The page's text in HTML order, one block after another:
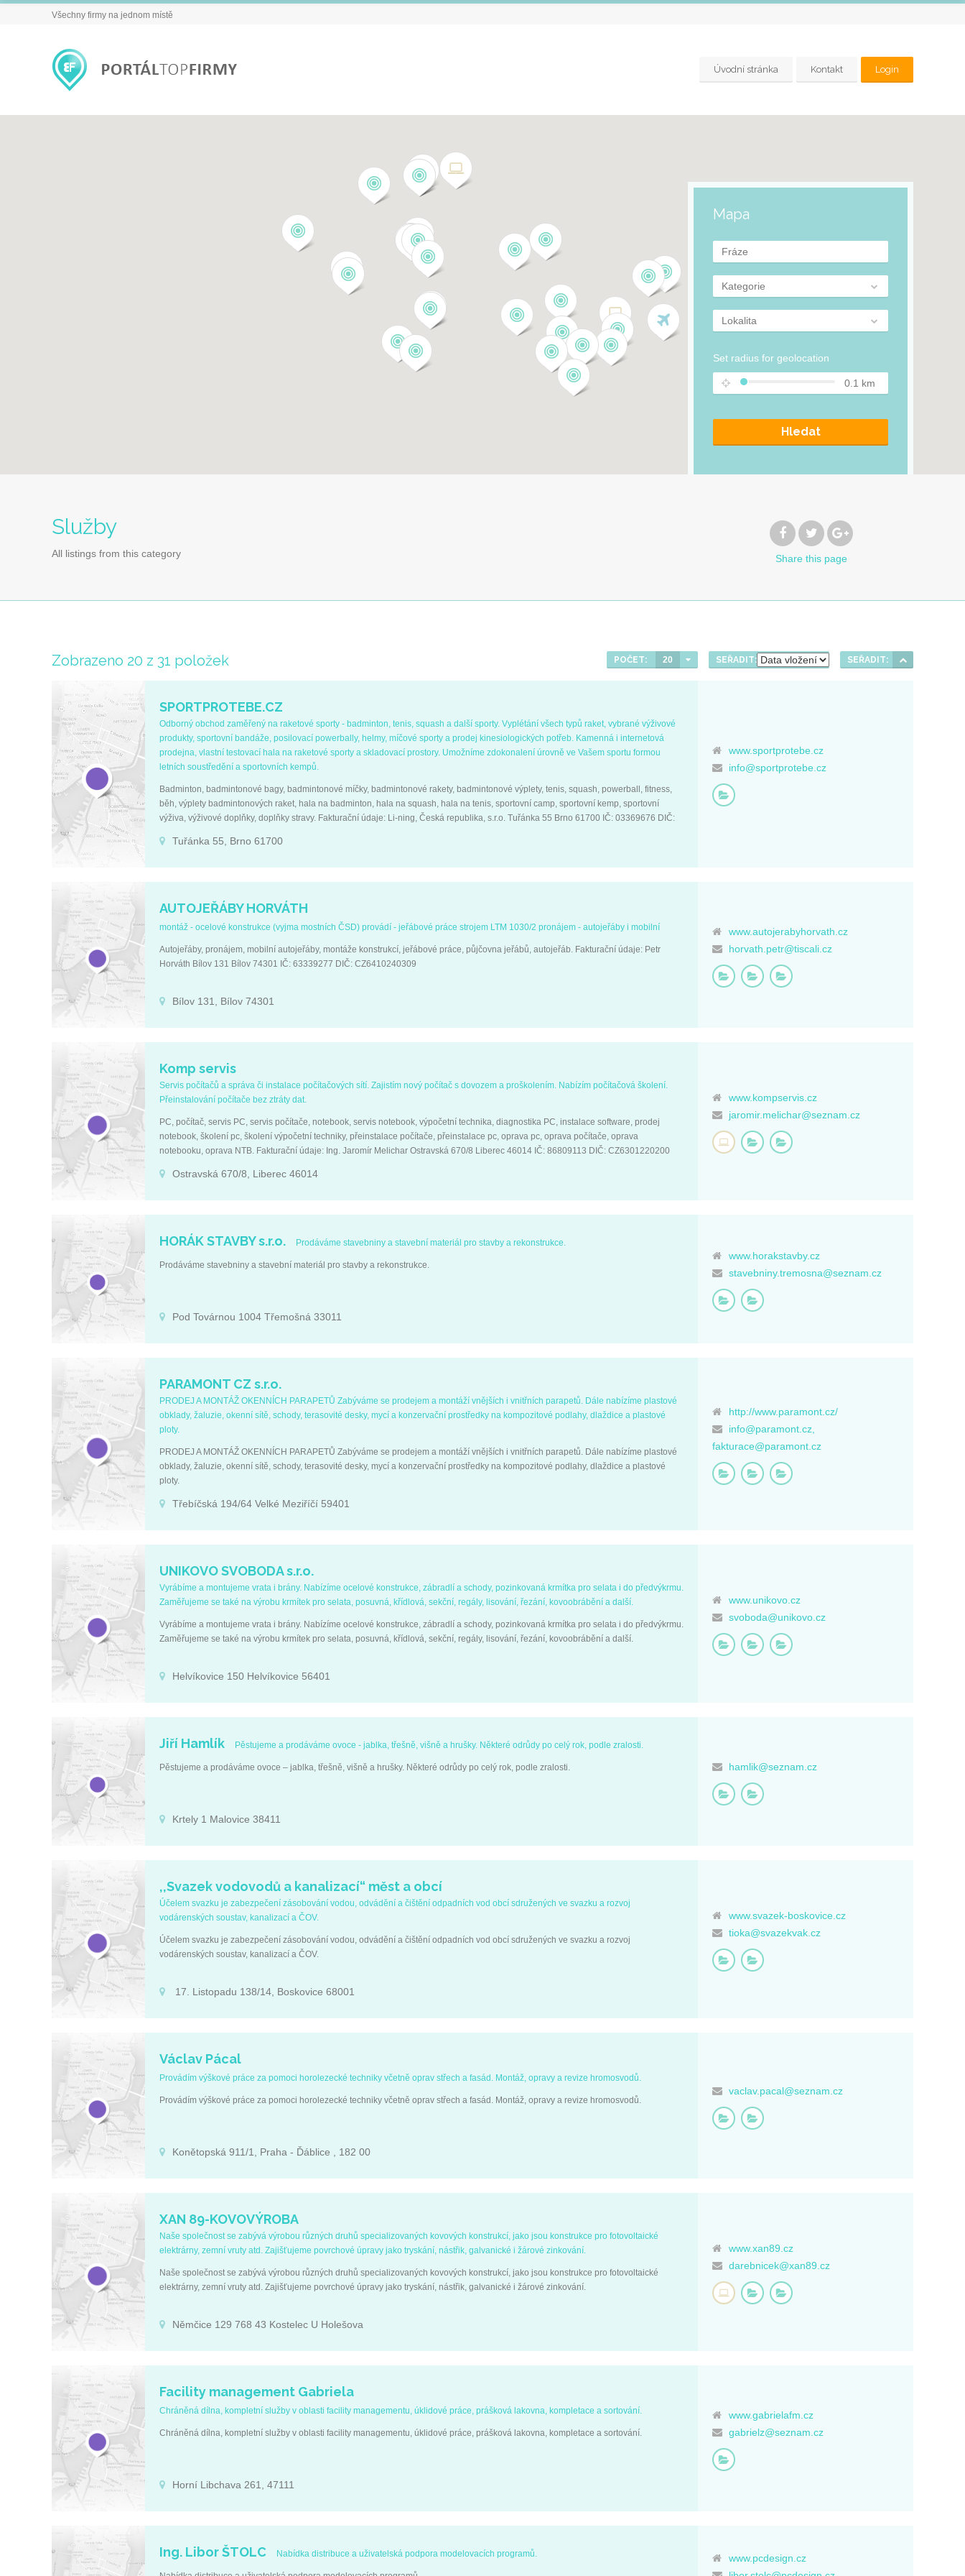
Všechny firmy na jednom místě
Úvodní stránka Kontakt Login
Mapa
Kategorie
Lokalita
Set radius for geolocation
0.1 km
Hledat
Služby
All listings from this category Share this page
Zobrazeno 20 z 31 položek POČET: 20 SEŘADIT: SEŘADIT:
SPORTPROTEBE.CZ
Odborný obchod zaměřený na raketové sporty - badminton, tenis, squash a další sporty. Vyplétání všech typů raket, vybrané výživové
produkty, sportovní bandáže, posilovací powerbally, helmy, míčové sporty a prodej kinesiologických potřeb. Kamenná i internetová
prodejna, vlastní testovací hala na raketové sporty a skladovací prostory. Umožníme zdokonalení úrovně ve Vašem sportu formou
letních soustředění a sportovních kempů.
Badminton, badmintonové bagy, badmintonové míčky, badmintonové rakety, badmintonové výplety, tenis, squash, powerball, fitness,
běh, výplety badmintonových raket, hala na badminton, hala na squash, hala na tenis, sportovní camp, sportovní kemp, sportovní
výživa, výživové doplňky, doplňky stravy. Fakturační údaje: Li-ning, Česká republika, s.r.o. Tuřánka 55 Brno 61700 IČ: 03369676 DIČ:
Tuřánka 55, Brno 61700
www.sportprotebe.cz
info@sportprotebe.cz
AUTOJEŘÁBY HORVÁTH
montáž - ocelové konstrukce (vyjma mostních ČSD) provádí - jeřábové práce strojem LTM 1030/2 pronájem - autojeřáby i mobilní
Autojeřáby, pronájem, mobilní autojeřáby, montáže konstrukcí, jeřábové práce, půjčovna jeřábů, autojeřáb. Fakturační údaje: Petr
Horváth Bílov 131 Bílov 74301 IČ: 63339277 DIČ: CZ6410240309
Bílov 131, Bílov 74301
www.autojerabyhorvath.cz
horvath.petr@tiscali.cz
Komp servis
Servis počítačů a správa či instalace počítačových sítí. Zajistím nový počítač s dovozem a proškolením. Nabízím počítačová školení.
Přeinstalování počítače bez ztráty dat.
PC, počítač, servis PC, servis počítače, notebook, servis notebook, výpočetní technika, diagnostika PC, instalace software, prodej
notebook, školení pc, školení výpočetní techniky, přeinstalace počítače, přeinstalace pc, oprava pc, oprava počítače, oprava
notebooku, oprava NTB. Fakturační údaje: Ing. Jaromír Melichar Ostravská 670/8 Liberec 46014 IČ: 86809113 DIČ: CZ6301220200
Ostravská 670/8, Liberec 46014
www.kompservis.cz
jaromir.melichar@seznam.cz
HORÁK STAVBY s.r.o. Prodáváme stavebniny a stavební materiál pro stavby a rekonstrukce.
Prodáváme stavebniny a stavební materiál pro stavby a rekonstrukce.
Pod Továrnou 1004 Třemošná 33011
www.horakstavby.cz
stavebniny.tremosna@seznam.cz
PARAMONT CZ s.r.o.
PRODEJ A MONTÁŽ OKENNÍCH PARAPETŮ Zabýváme se prodejem a montáží vnějších i vnitřních parapetů. Dále nabízíme plastové
obklady, žaluzie, okenní sítě, schody, terasovité desky, mycí a konzervační prostředky na kompozitové podlahy, dlaždice a plastové
ploty.
PRODEJ A MONTÁŽ OKENNÍCH PARAPETŮ Zabýváme se prodejem a montáží vnějších i vnitřních parapetů. Dále nabízíme plastové
obklady, žaluzie, okenní sítě, schody, terasovité desky, mycí a konzervační prostředky na kompozitové podlahy, dlaždice a plastové
ploty.
Třebíčská 194/64 Velké Meziříčí 59401
http://www.paramont.cz/
info@paramont.cz,
fakturace@paramont.cz
UNIKOVO SVOBODA s.r.o.
Vyrábíme a montujeme vrata i brány. Nabízíme ocelové konstrukce, zábradlí a schody, pozinkovaná krmítka pro selata i do předvýkrmu.
Zaměřujeme se také na výrobu krmítek pro selata, posuvná, křídlová, sekční, regály, lisování, řezání, kovoobrábění a další.
Vyrábíme a montujeme vrata i brány. Nabízíme ocelové konstrukce, zábradlí a schody, pozinkovaná krmítka pro selata i do předvýkrmu.
Zaměřujeme se také na výrobu krmítek pro selata, posuvná, křídlová, sekční, regály, lisování, řezání, kovoobrábění a další.
Helvíkovice 150 Helvíkovice 56401
www.unikovo.cz
svoboda@unikovo.cz
Jiří Hamlík Pěstujeme a prodáváme ovoce - jablka, třešně, višně a hrušky. Některé odrůdy po celý rok, podle zralosti.
Pěstujeme a prodáváme ovoce – jablka, třešně, višně a hrušky. Některé odrůdy po celý rok, podle zralosti.
Krtely 1 Malovice 38411
hamlik@seznam.cz
,,Svazek vodovodů a kanalizací“ měst a obcí
Účelem svazku je zabezpečení zásobování vodou, odvádění a čištění odpadních vod obcí sdružených ve svazku a rozvoj
vodárenských soustav, kanalizací a ČOV.
Účelem svazku je zabezpečení zásobování vodou, odvádění a čištění odpadních vod obcí sdružených ve svazku a rozvoj
vodárenských soustav, kanalizací a ČOV.
17. Listopadu 138/14, Boskovice 68001
www.svazek-boskovice.cz
tioka@svazekvak.cz
Václav Pácal
Provádím výškové práce za pomoci horolezecké techniky včetně oprav střech a fasád. Montáž, opravy a revize hromosvodů.
Provádím výškové práce za pomoci horolezecké techniky včetně oprav střech a fasád. Montáž, opravy a revize hromosvodů.
Konětopská 911/1, Praha - Ďáblice , 182 00
vaclav.pacal@seznam.cz
XAN 89-KOVOVÝROBA
Naše společnost se zabývá výrobou různých druhů specializovaných kovových konstrukcí, jako jsou konstrukce pro fotovoltaické
elektrárny, zemní vruty atd. Zajišťujeme povrchové úpravy jako tryskání, nástřik, galvanické i žárové zinkování.
Naše společnost se zabývá výrobou různých druhů specializovaných kovových konstrukcí, jako jsou konstrukce pro fotovoltaické
elektrárny, zemní vruty atd. Zajišťujeme povrchové úpravy jako tryskání, nástřik, galvanické i žárové zinkování.
Němčice 129 768 43 Kostelec U Holešova
www.xan89.cz
darebnicek@xan89.cz
Facility management Gabriela
Chráněná dílna, kompletní služby v oblasti facility managementu, úklidové práce, prášková lakovna, kompletace a sortování.
Chráněná dílna, kompletní služby v oblasti facility managementu, úklidové práce, prášková lakovna, kompletace a sortování.
Horní Libchava 261, 47111
www.gabrielafm.cz
gabrielz@seznam.cz
Ing. Libor ŠTOLC Nabídka distribuce a uživatelská podpora modelovacích programů.
www.pcdesign.cz